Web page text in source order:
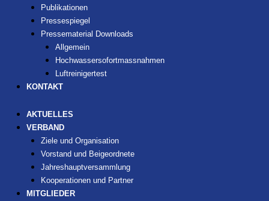
Publikationen
Pressespiegel
Pressematerial Downloads
Allgemein
Hochwassersofortmassnahmen
Luftreinigertest
KONTAKT
AKTUELLES
VERBAND
Ziele und Organisation
Vorstand und Beigeordnete
Jahreshauptversammlung
Kooperationen und Partner
MITGLIEDER